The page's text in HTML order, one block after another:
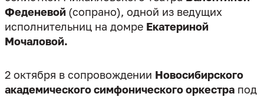
Феденевой (сопрано), одной из ведущих
исполнительниц на домре Екатериной
Мочаловой.
2 октября в сопровождении Новосибирского
академического симфонического оркестра под